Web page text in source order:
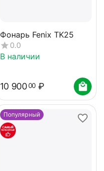
Фонарь Fenix TK25
0.0
В наличии
10 90000 ₽
Популярный